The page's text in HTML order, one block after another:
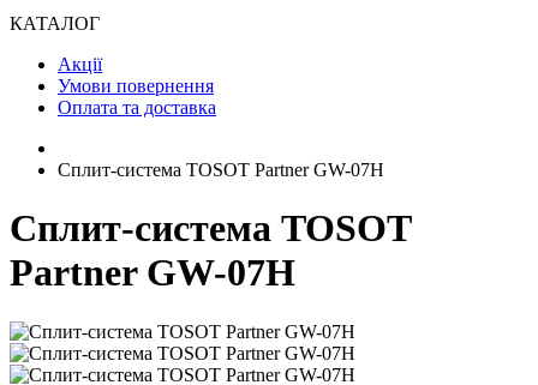
КАТАЛОГ
Акції
Умови повернення
Оплата та доставка
Cплит-система TOSOT Partner GW-07H
Cплит-система TOSOT
Partner GW-07H